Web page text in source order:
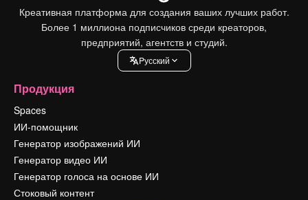
Креативная платформа для создания ваших лучших работ.
Более 1 миллиона подписчиков среди креаторов,
предприятий, агентств и студий.
Pусский
Продукция
Spaces
ИИ-помощник
Генератор изображений ИИ
Генератор видео ИИ
Генератор голоса на основе ИИ
Стоковый контент